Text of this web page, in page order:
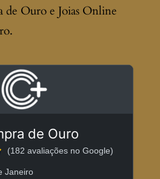
de Ouro e Joias Online
de Ouro
(182 avaliações no Google)
Janeiro